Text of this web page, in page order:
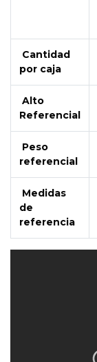
Cantidad
por caja
Alto
Referencial
Peso
referencial
Medidas
de
referencia